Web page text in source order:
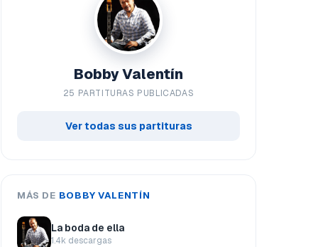
Bobby Valentín
25 PARTITURAS PUBLICADAS
Ver todas sus partituras
MÁS DE BOBBY VALENTÍN
La boda de ella
1.4k descargas